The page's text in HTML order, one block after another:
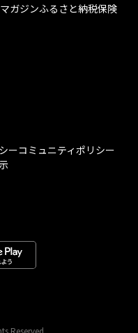
マガジンふるさと納税保険
ーコミュニティポリシー
Reserved.